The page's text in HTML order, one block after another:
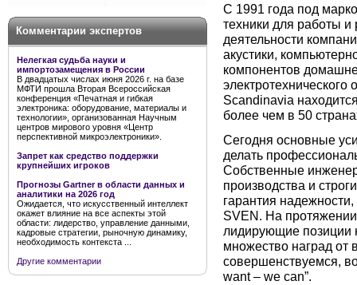
Комментарии экспертов
Нелегкая судьба науки и
импортозамещения в России
В двадцатых числах июня 2026 г. на базе
МФТИ прошла Вторая Всероссийская
конференция «Печатная и гибкая
электроника: оборудование, материалы и
технологии», организованная Научным
центров мирового уровня «Центр
перспективной микроэлектроники».
Запрет как средство поддержки
крупнейших игроков
Прогнозы Gartner в области данных и
аналитики на 2026 год
Ожидается, что искусственный интеллект
окажет влияние на все аспекты этой
области: лидерство, управление данными,
кадровые стратегии, рыночную динамику,
необходимость контекста ...
Другие комментарии
С 1991 года под
техники для работы
деятельности
акустики,
компонентов
Scandinavia
более чем в 50
Сегодня основные
делать
Собственные
производства и
гарантия
SVEN. На протяжении
лидирующие позиции
множество наград от
совершенствуемся,
want – we can”.